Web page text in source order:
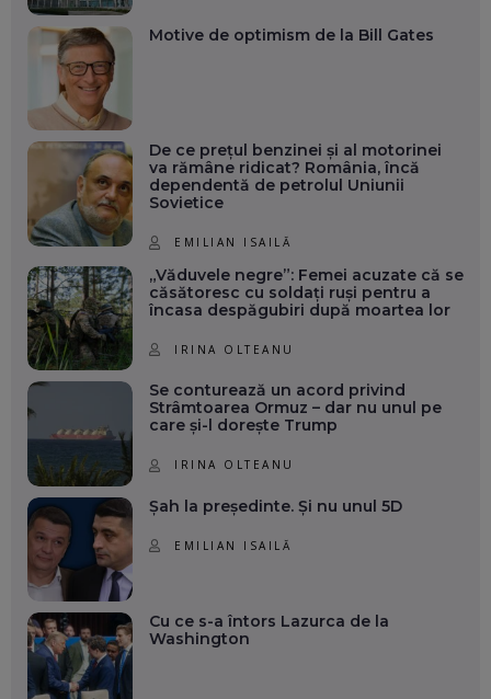
Motive de optimism de la Bill Gates
De ce prețul benzinei și al motorinei
va rămâne ridicat? România, încă
dependentă de petrolul Uniunii
Sovietice
EMILIAN ISAILĂ
„Văduvele negre”: Femei acuzate că se
căsătoresc cu soldați ruși pentru a
încasa despăgubiri după moartea lor
IRINA OLTEANU
Se conturează un acord privind
Strâmtoarea Ormuz – dar nu unul pe
care și-l dorește Trump
IRINA OLTEANU
Șah la președinte. Și nu unul 5D
EMILIAN ISAILĂ
Cu ce s-a întors Lazurca de la
Washington